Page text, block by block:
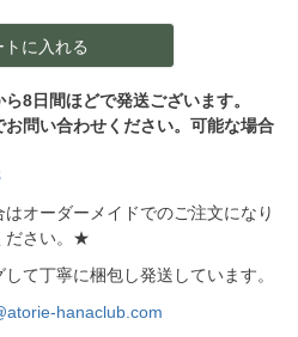
トに入れる
8日間ほどで発送ございます。
問い合わせください。可能な場合
オーダーメイドでのご注文になり
ださい。★
て丁寧に梱包し発送しています。
hanaclub.com